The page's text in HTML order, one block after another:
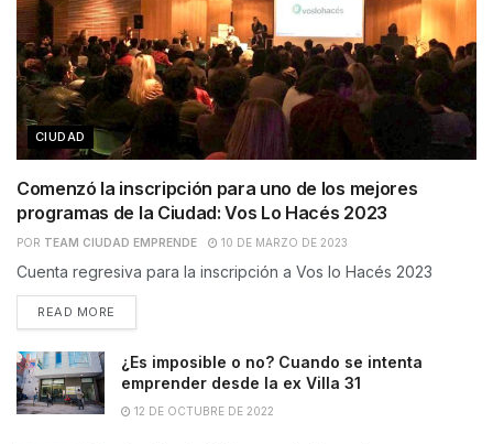
CIUDAD
Comenzó la inscripción para uno de los mejores
programas de la Ciudad: Vos Lo Hacés 2023
POR TEAM CIUDAD EMPRENDE 10 DE MARZO DE 2023
Cuenta regresiva para la inscripción a Vos lo Hacés 2023
READ MORE
¿Es imposible o no? Cuando se intenta
emprender desde la ex Villa 31
12 DE OCTUBRE DE 2022